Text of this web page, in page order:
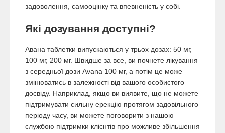
задоволення, самооцінку та впевненість у собі.
Які дозування доступні?
Авана таблетки випускаються у трьох дозах: 50 мг,
100 мг, 200 мг. Швидше за все, ви почнете лікування
з середньої дози Avana 100 мг, а потім це може
змінюватись в залежності від вашого особистого
досвіду. Наприклад, якщо ви виявите, що не можете
підтримувати сильну ерекцію протягом задовільного
періоду часу, ви можете поговорити з нашою
службою підтримки клієнтів про можливе збільшення